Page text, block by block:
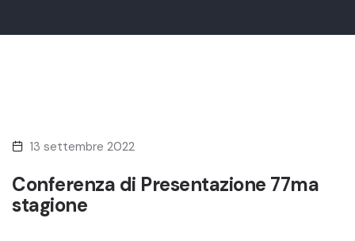
13 settembre 2022
Conferenza di Presentazione 77ma
stagione